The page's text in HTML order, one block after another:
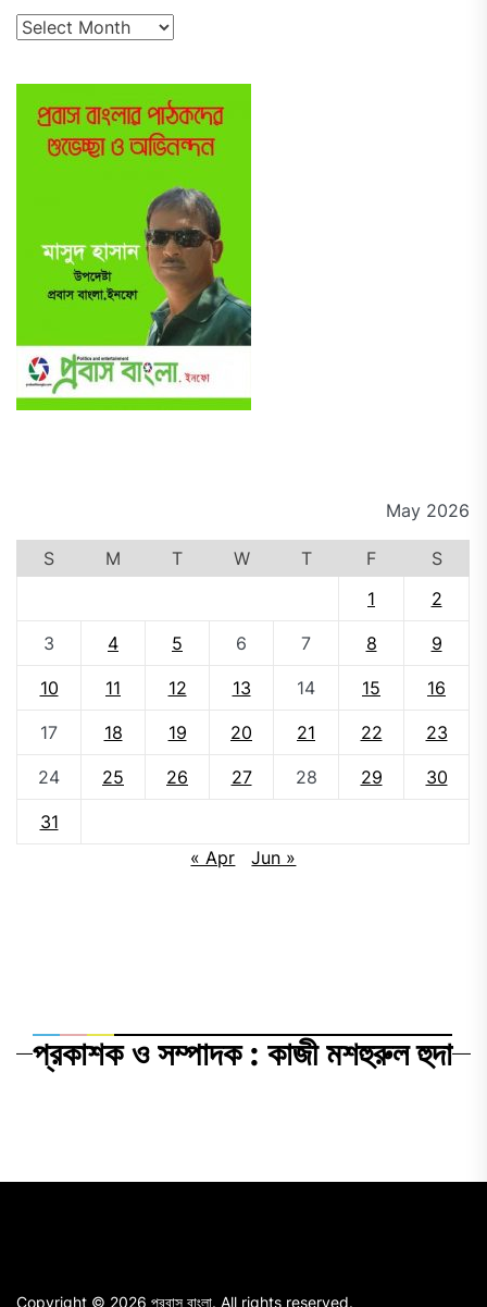
আর্কাইভ
May 2026
S M T W T F
S
1
2
3 4 5 6 7 8 9
10 11 12 13 14 15 16
17 18 19 20 21 22 23
24 25 26 27 28 29 30
31
« Apr
Jun »
প্রকাশক ও সম্পাদক : কাজী মশহুরুল হুদা
Copyright © 2026 প্রবাস বাংলা. All rights reserved.